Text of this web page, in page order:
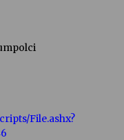
Duškové: Stávám se
festival Quijotova
File.ashx?